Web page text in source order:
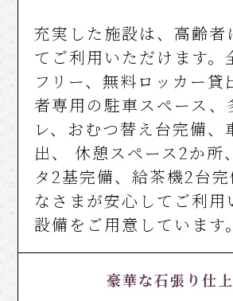
充実した施設は、高齢者
てご利用いただけます。
フリー、無料ロッカー貸
者専用の駐車スペース、
レ、おむつ替え台完備、
出、 休憩スペース2か所
タ2基完備、給茶機2台
なさまが安心してご利用
設備をご用意しています。
豪華な石張り仕